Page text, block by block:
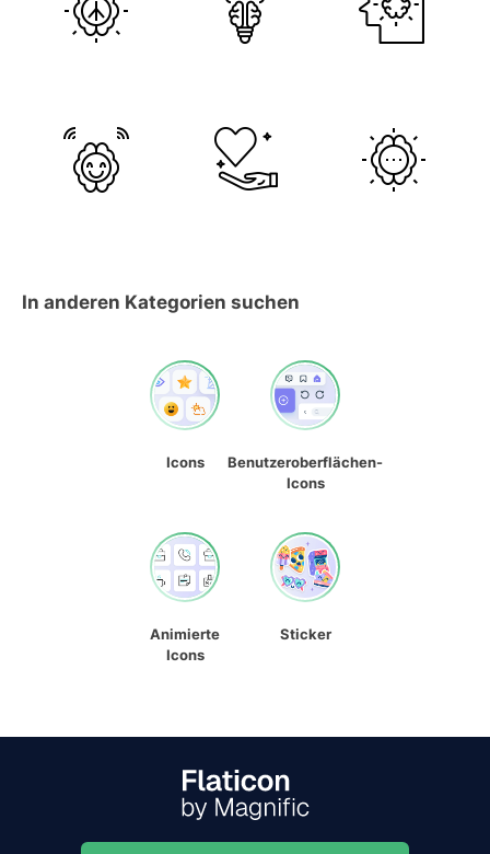
In anderen Kategorien suchen
Icons
Benutzeroberflächen-
Icons
Animierte
Icons
Sticker